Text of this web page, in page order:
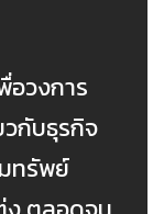
อวงการ
วกับธุรกิจ
ทรัพย์